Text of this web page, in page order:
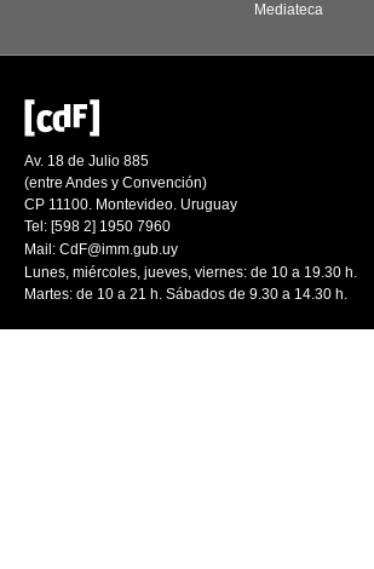
Mediateca
Av. 18 de Julio 885
(entre Andes y Convención)
CP 11100. Montevideo. Uruguay
Tel: [598 2] 1950 7960
Mail: CdF@imm.gub.uy
Lunes, miércoles, jueves, viernes: de 10 a 19.30 h.
Martes: de 10 a 21 h. Sábados de 9.30 a 14.30 h.